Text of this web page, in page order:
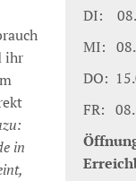
ihr
in
DI:
MI:
DO:
FR: